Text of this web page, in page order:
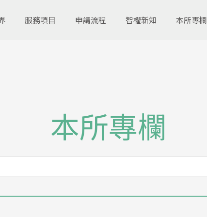
服務項目 申請流程 智權新知 本所專欄
本所專欄